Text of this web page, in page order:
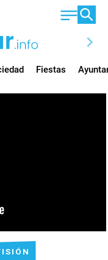
chevron_right
Fiestas